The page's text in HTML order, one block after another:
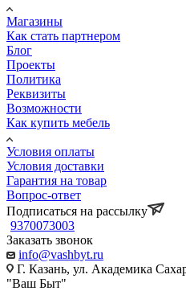
Магазины
Как стать партнером
Блог
Проекты
Политика
Реквизиты
Возможности
Как купить мебель
Условия оплаты
Условия доставки
Гарантия на товар
Вопрос-ответ
Подписаться на рассылку
9370073003
Заказать звонок
info@vashbyt.ru
Г. Казань, ул. Академика
"Ваш Быт"